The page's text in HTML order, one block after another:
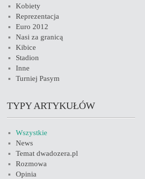
Kobiety
Reprezentacja
Euro 2012
Nasi za granicą
Kibice
Stadion
Inne
Turniej Pasym
TYPY ARTYKUŁÓW
Wszystkie
News
Temat dwadozera.pl
Rozmowa
Opinia